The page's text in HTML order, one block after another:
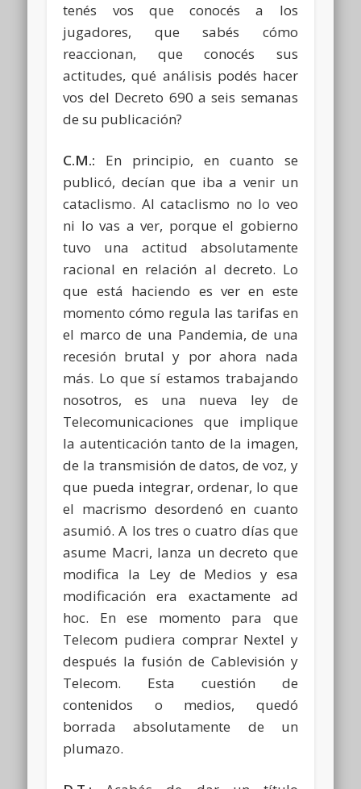
tenés vos que conocés a los
jugadores, que sabés cómo
reaccionan, que conocés sus
actitudes, qué análisis podés hacer
vos del Decreto 690 a seis semanas
de su publicación?
C.M.: En principio, en cuanto se
publicó, decían que iba a venir un
cataclismo. Al cataclismo no lo veo
ni lo vas a ver, porque el gobierno
tuvo una actitud absolutamente
racional en relación al decreto. Lo
que está haciendo es ver en este
momento cómo regula las tarifas en
el marco de una Pandemia, de una
recesión brutal y por ahora nada
más. Lo que sí estamos trabajando
nosotros, es una nueva ley de
Telecomunicaciones que implique
la autenticación tanto de la imagen,
de la transmisión de datos, de voz, y
que pueda integrar, ordenar, lo que
el macrismo desordenó en cuanto
asumió. A los tres o cuatro días que
asume Macri, lanza un decreto que
modifica la Ley de Medios y esa
modificación era exactamente ad
hoc. En ese momento para que
Telecom pudiera comprar Nextel y
después la fusión de Cablevisión y
Telecom. Esta cuestión de
contenidos o medios, quedó
borrada absolutamente de un
plumazo.